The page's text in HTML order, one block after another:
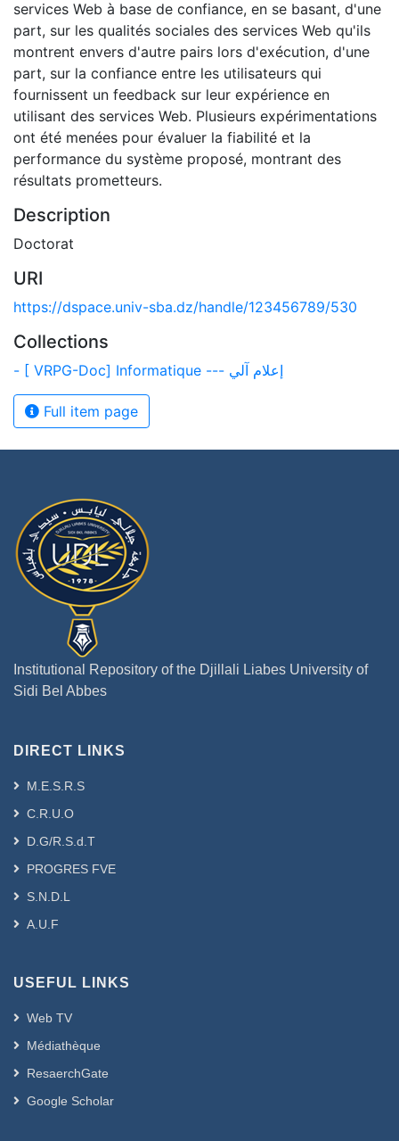
services Web à base de confiance, en se basant, d'une
part, sur les qualités sociales des services Web qu'ils
montrent envers d'autre pairs lors d'exécution, d'une
part, sur la confiance entre les utilisateurs qui
fournissent un feedback sur leur expérience en
utilisant des services Web. Plusieurs expérimentations
ont été menées pour évaluer la fiabilité et la
performance du système proposé, montrant des
résultats prometteurs.
Description
Doctorat
URI
https://dspace.univ-sba.dz/handle/123456789/530
Collections
- [ VRPG-Doc] Informatique --- إعلام آلي
Full item page
Institutional Repository of the Djillali Liabes University of
Sidi Bel Abbes
DIRECT LINKS
M.E.S.R.S
C.R.U.O
D.G/R.S.d.T
PROGRES FVE
S.N.D.L
A.U.F
USEFUL LINKS
Web TV
Médiathèque
ResaerchGate
Google Scholar